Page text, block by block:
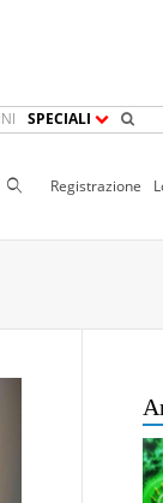
SPECIALI
CercaRegistrazione